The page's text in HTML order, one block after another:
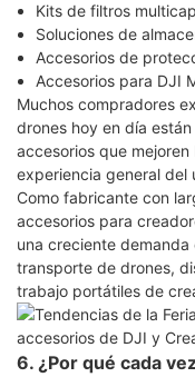
Kits de filtros
Soluciones de
Accesorios de
Accesorios para DJI
Muchos compradores
drones hoy en día
accesorios que
experiencia general del
Como fabricante con
accesorios para
una creciente
transporte de drones,
trabajo portátiles de
6. ¿Por qué cada